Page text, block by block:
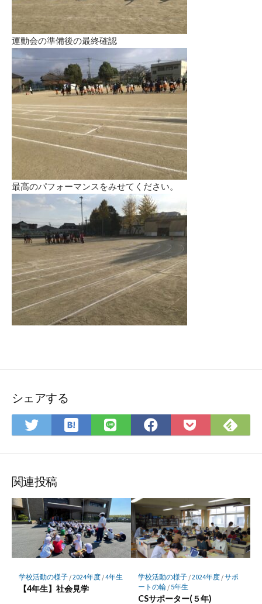
運動会の準備後の最終確認
最高のパフォーマンスをみせてください。
シェアする
Twitter
で
ア
は
て
ク
マ
ー
ク
に
存
LINE
で
Facebook
で
Pocket
に
で
関連投稿
学校活動の様子/2024年度/4年生
【4年生】社会見学
学校活動の様子/2024年度/サポ
ートの輪/5年生
CSサポーター(５年)